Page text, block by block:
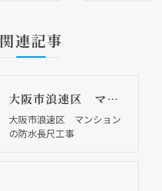
関連記事
大阪市浪速区 マンションの防水長尺工事
大阪市浪速区 マンション
の防水長尺工事